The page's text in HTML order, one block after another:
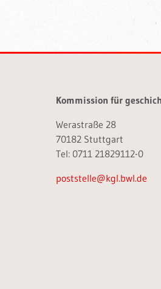
Kommission für
Werastraße 28
70182 Stuttgart
Tel: 0711 21829112-0
poststelle@kgl.bwl.de